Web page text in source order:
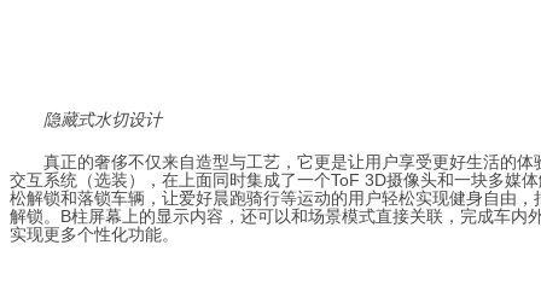
隐藏式水切设计
真正的奢侈不仅来自造型与工艺，它更是让用户享受更好生活的体
交互系统（选装），在上面同时集成了一个ToF 3D摄像头和一块多媒
松解锁和落锁车辆， 让爱好晨跑骑行等运动的用户轻松实现健身自由
解锁。 B柱屏幕上的显示内容， 还可以和场景模式直接关联，完成车内
实现更多个性化功能。